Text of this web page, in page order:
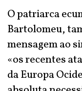
O patriarca
Bartolomeu,
mensagem ao
«os recentes
da Europa